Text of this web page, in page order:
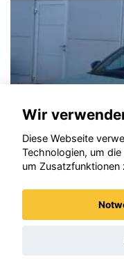
Wir
Diese Webseite
Technologien, um
um Zusatzfunktionen